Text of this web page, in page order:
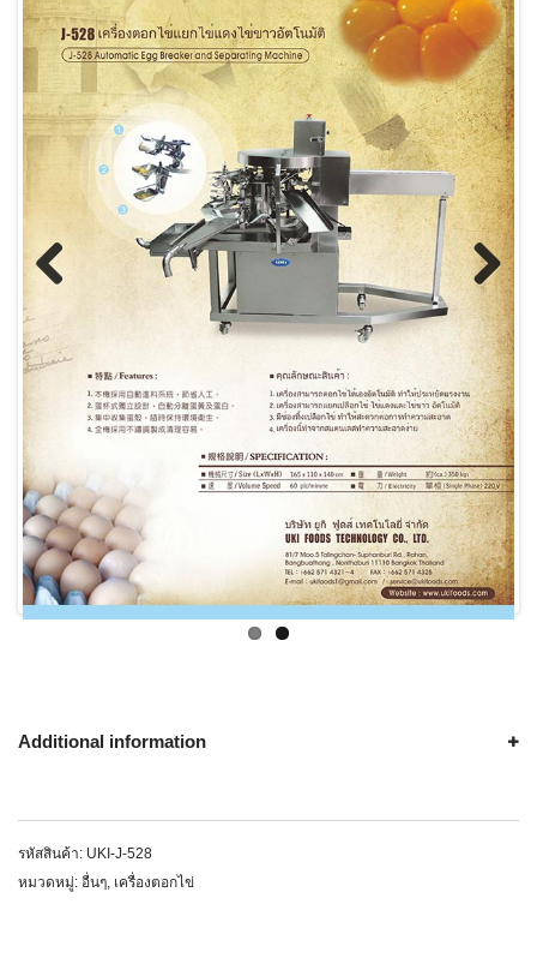
Next
Additional information
รหัสสินค้า: UKI-J-528
หมวดหมู่: อื่นๆ, เครื่องตอกไข่